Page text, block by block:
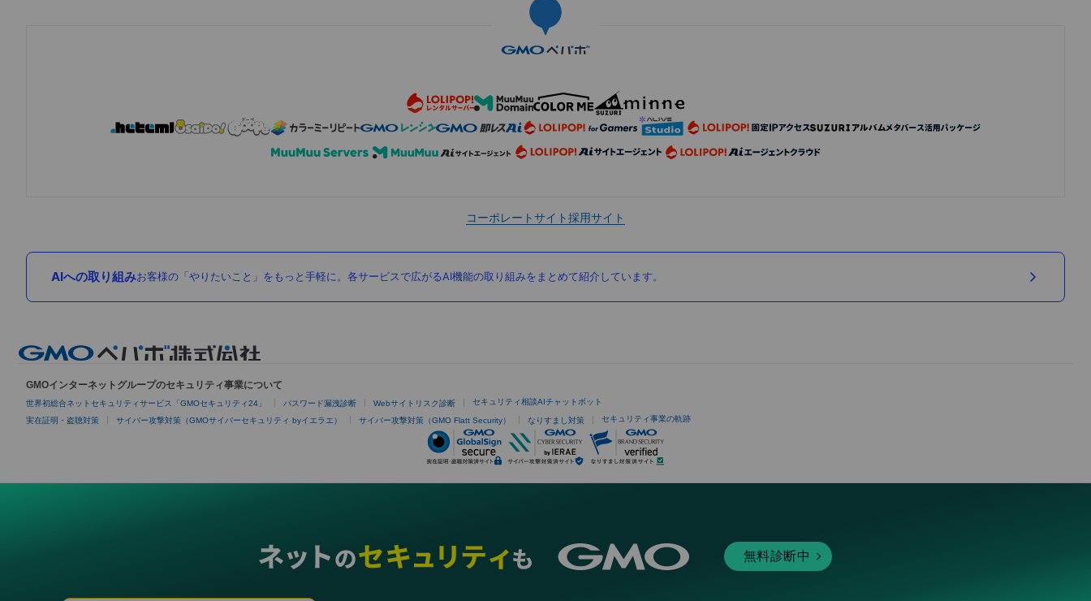
コーポレートサイト採用サイト
AIへの取り組みお客様の「やりたいこと」をもっと手軽に。各サービスで広がるAI機能の取り組みをまとめて紹介しています。
GMOインターネットグループのセキュリティ事業について
世界初総合ネットセキュリティサービス「GMOセキュリティ24」 パスワード漏洩診断 Webサイトリスク診断 セキュリティ相談AIチャットボット
実在証明・盗聴対策 サイバー攻撃対策（GMOサイバーセキュリティ byイエラエ） サイバー攻撃対策（GMO Flatt Security） なりすまし対策 セキュリティ事業の軌跡
無料診断中